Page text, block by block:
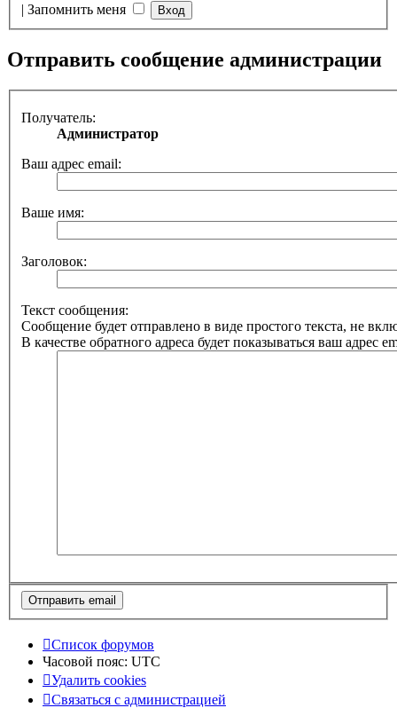
| Запомнить меня
Отправить сообщение администрации
Получатель:
Администратор
Ваш адрес email:
Ваше имя:
Заголовок:
Текст сообщения:
Сообщение будет отправлено в виде простого текста, не
В качестве обратного адреса будет показываться ваш адрес
Список форумов
Часовой пояс: UTC
Удалить cookies
Связаться с администрацией